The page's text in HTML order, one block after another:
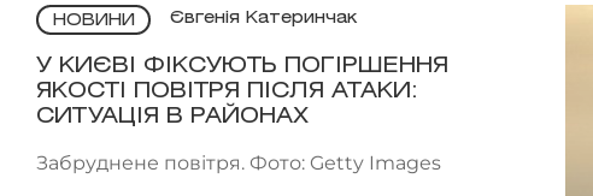
НОВИНИ Євгенія Катеринчак
У КИЄВІ ФІКСУЮТЬ ПОГІРШЕННЯ
ЯКОСТІ ПОВІТРЯ ПІСЛЯ АТАКИ:
СИТУАЦІЯ В РАЙОНАХ
Забруднене повітря. Фото: Getty Images